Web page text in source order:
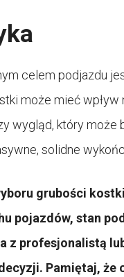
celem podjazdu
może mieć
wygląd, który może
solidne
grubości
pojazdów, stan
z profesjonalistą
Pamiętaj,